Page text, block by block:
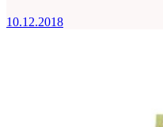
10.12.2018